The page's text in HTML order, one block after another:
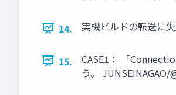
14. 実機ビルドの転送に
15.
CASE1： 「
う。 JUNSEINAGAO/